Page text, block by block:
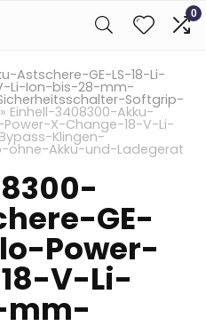
0
Astschere-GE-LS-18-Li-
Li-Ion-bis-28-mm-
Softgrip-
» Einhell-3408300-Akku-
Power-X-Change-18-V-Li-
Klingen-
ohne-Akku-und-Ladegerat
GE-
Power-
V-Li-
mm-